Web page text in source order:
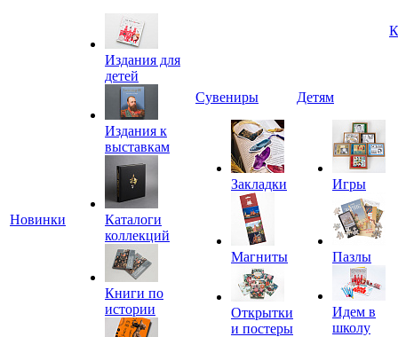
Новинки
Издания для
детей
Издания к
выставкам
Каталоги
коллекций
Книги по
истории
Сувениры
Закладки
Магниты
Открытки
и постеры
Детям
Игры
Пазлы
Идем в
школу